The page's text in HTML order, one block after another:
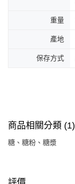
重量
產地
保存方式
商品相關分類 (1)
糖、糖粉、糖漿